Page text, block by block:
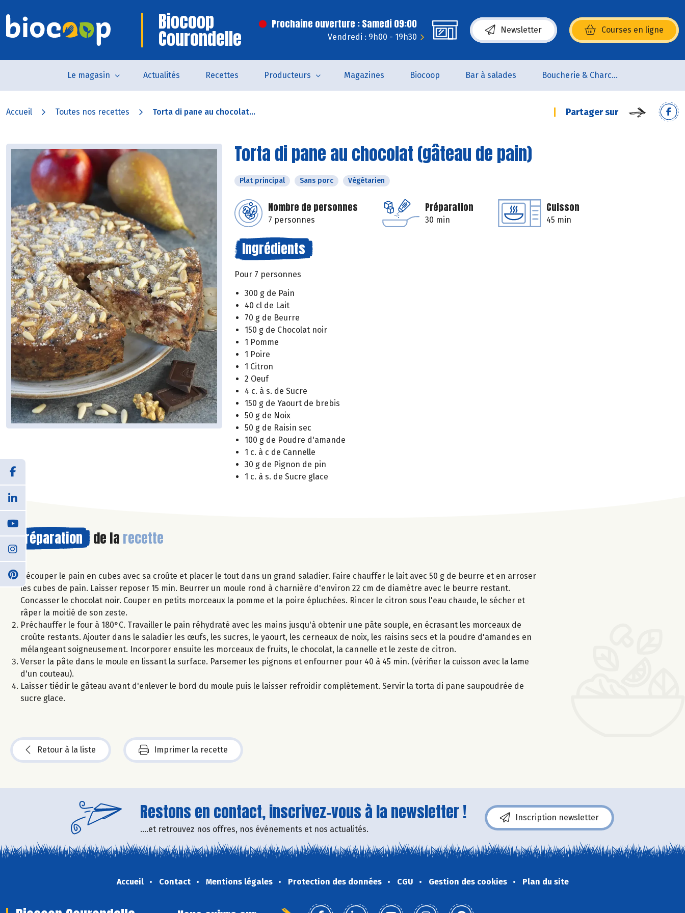
Biocoop
Courondelle
Prochaine ouverture : Samedi 09:00
Vendredi : 9h00 - 19h30
Newsletter Courses en ligne
(s’ouvre dans une nouvelle fenêtre)
Le magasin Actualités Recettes Producteurs Magazines Biocoop Bar à salades Boucherie & Charcuterie
Accueil Toutes nos recettes Torta di pane au chocolat... Partager sur
Torta di pane au chocolat (gâteau de pain)
Plat principal Sans porc Végétarien
Nombre de personnes
7 personnes
Préparation
30 min
Cuisson
45 min
Ingrédients
Pour 7 personnes
300 g de Pain
40 cl de Lait
70 g de Beurre
150 g de Chocolat noir
1 Pomme
1 Poire
1 Citron
2 Oeuf
4 c. à s. de Sucre
150 g de Yaourt de brebis
50 g de Noix
50 g de Raisin sec
100 g de Poudre d'amande
1 c. à c de Cannelle
30 g de Pignon de pin
1 c. à s. de Sucre glace
Préparation de la recette
Découper le pain en cubes avec sa croûte et placer le tout dans un grand saladier. Faire chauffer le lait avec 50 g de beurre et en arroser
les cubes de pain. Laisser reposer 15 min. Beurrer un moule rond à charnière d'environ 22 cm de diamètre avec le beurre restant.
Concasser le chocolat noir. Couper en petits morceaux la pomme et la poire épluchées. Rincer le citron sous l'eau chaude, le sécher et
râper la moitié de son zeste.
Préchauffer le four à 180°C. Travailler le pain réhydraté avec les mains jusqu'à obtenir une pâte souple, en écrasant les morceaux de
croûte restants. Ajouter dans le saladier les œufs, les sucres, le yaourt, les cerneaux de noix, les raisins secs et la poudre d'amandes en
mélangeant soigneusement. Incorporer ensuite les morceaux de fruits, le chocolat, la cannelle et le zeste de citron.
Verser la pâte dans le moule en lissant la surface. Parsemer les pignons et enfourner pour 40 à 45 min. (vérifier la cuisson avec la lame
d'un couteau).
Laisser tiédir le gâteau avant d'enlever le bord du moule puis le laisser refroidir complètement. Servir la torta di pane saupoudrée de
sucre glace.
Retour à la liste Imprimer la recette
Restons en contact, inscrivez-vous à la newsletter !
....et retrouvez nos offres, nos événements et nos actualités.
Inscription newsletter
Accueil Contact Mentions légales Protection des données CGU Gestion des cookies Plan du site